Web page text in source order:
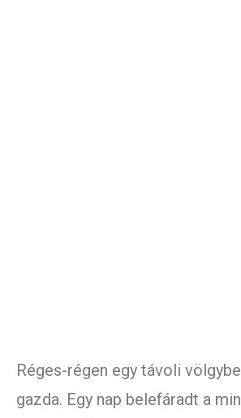
Réges-régen egy távoli
gazda. Egy nap belefáradt a